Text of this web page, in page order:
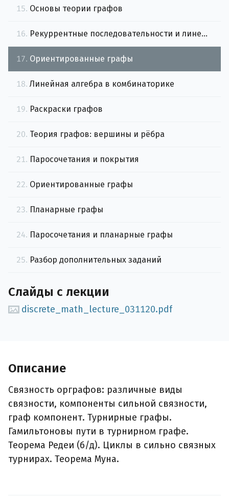
15. Основы теории графов
16. Рекуррентные последовательности и линейная алгебра в комбинаторике
17. Ориентированные графы
18. Линейная алгебра в комбинаторике
19. Раскраски графов
20. Теория графов: вершины и рёбра
21. Паросочетания и покрытия
22. Ориентированные графы
23. Планарные графы
24. Паросочетания и планарные графы
25. Разбор дополнительных заданий
Слайды с лекции
discrete_math_lecture_031120.pdf
Описание
Связность орграфов: различные виды
связности, компоненты сильной связности,
граф компонент. Турнирные графы.
Гамильтоновы пути в турнирном графе.
Теорема Редеи (б/д). Циклы в сильно связных
турнирах. Теорема Муна.